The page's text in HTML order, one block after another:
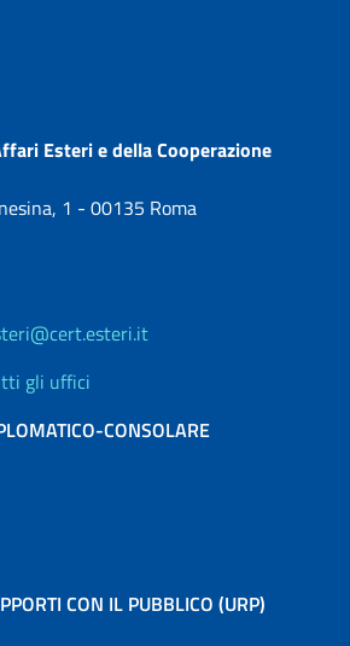
Esteri e della Cooperazione
1 - 00135 Roma
gli uffici
CONSOLARE
diplomatica
CON IL PUBBLICO (URP)